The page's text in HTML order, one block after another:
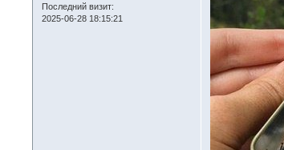
Последний визит:
2025-06-28 18:15:21